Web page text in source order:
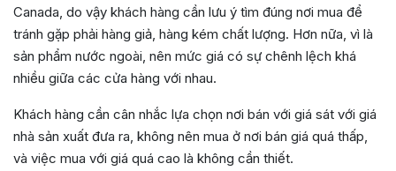
Canada, do vậy khách hàng cần lưu ý tìm đúng nơi mua để
tránh gặp phải hàng giả, hàng kém chất lượng. Hơn nữa, vì là
sản phẩm nước ngoài, nên mức giá có sự chênh lệch khá
nhiều giữa các cửa hàng với nhau.
Khách hàng cần cân nhắc lựa chọn nơi bán với giá sát với giá
nhà sản xuất đưa ra, không nên mua ở nơi bán giá quá thấp,
và việc mua với giá quá cao là không cần thiết.